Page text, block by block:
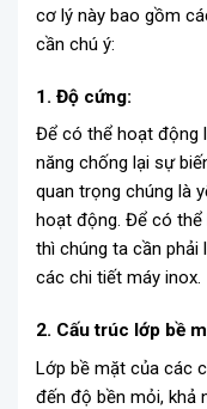
cơ lý này bao gồm
cần chú ý:
1. Độ cứng:
Để có thể hoạt động
năng chống lại sự
quan trọng chúng là
hoạt động. Để có
thì chúng ta cần
các chi tiết máy inox.
2. Cấu trúc lớp bề
Lớp bề mặt của các
đến độ bền mỏi, khả